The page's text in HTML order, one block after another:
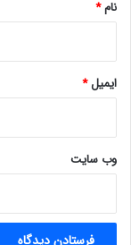
نام*
ایمیل*
وب‌ سایت